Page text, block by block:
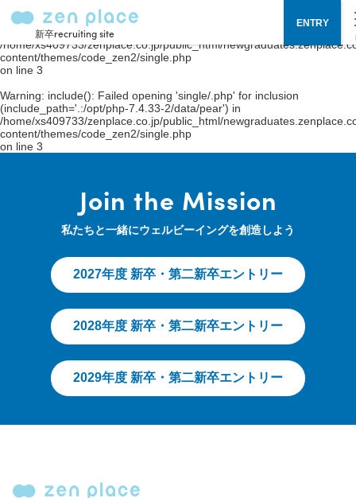
新卒recruiting site
ENTRY
Warning
: include(single/.php): failed to open stream: No such file or
directory in
/home/xs409733/zenplace.co.jp/public_html/
content/themes/code_zen2/single.php
on line 3
Warning: include(): Failed opening 'single/.php' for inclusion
(include_path='.:/opt/php-7.4.33-2/data/pear') in
/home/xs409733/zenplace.co.jp/public_html/
content/themes/code_zen2/single.php
on line 3
Join the Mission
私たちと一緒にウェルビーイングを創造しよう
2027年度 新卒・第二新卒エントリー
2028年度 新卒・第二新卒エントリー
2029年度 新卒・第二新卒エントリー